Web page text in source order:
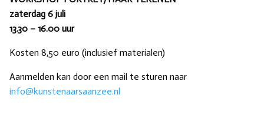
zaterdag 6 juli
13.30 – 16.00 uur
Kosten 8,50 euro (inclusief materialen)
Aanmelden kan door een mail te sturen naar
info@kunstenaarsaanzee.nl